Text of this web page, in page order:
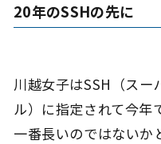
20年のSSHの先に
川越女子はSSH（スー
ル）に指定されて今年
一番長いのではないか